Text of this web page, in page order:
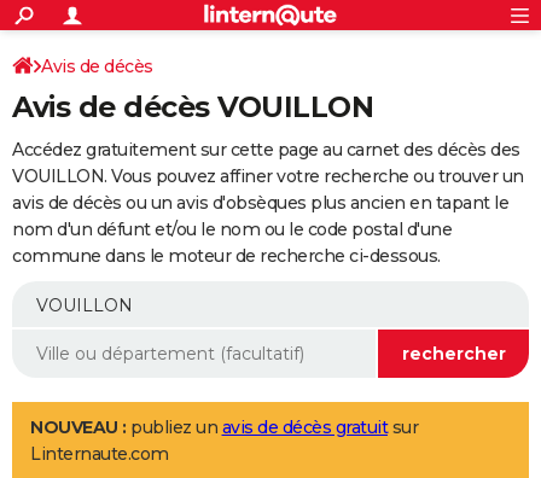
ACTUALITÉS
Politique
Société
Faits Divers
Education
Monde
Villes
+
SPORT
Coupe du monde 2026
Football
Tennis
Cyclisme
Rugby
Forum
Programme TV
TNT
Streaming
Cinéma
Sorties cinéma
Musique
+
FINANCE
Retraite
Epargne
Immobilier
Risques naturels par ville
Banque
Assurance
AUTO
Essais
Réserver un essai
Citadines
Berlines
SUV
Forum auto
+
Mobiles
Meilleur smartphone
Internet
Ordinateurs
Jeux vidéo
Guide high-tech
Aménagement intérieur
LIFESTYLE
Art de vivre
Bien-être
Loisirs
Mode
Modes de vie
Avis de décès
Avis de décès VOUILLON
Accédez gratuitement sur cette page au carnet des décès des
VOUILLON. Vous pouvez affiner votre recherche ou trouver un
avis de décès ou un avis d'obsèques plus ancien en tapant le
nom d'un défunt et/ou le nom ou le code postal d'une
commune dans le moteur de recherche ci-dessous.
NOUVEAU : publiez un avis de décès gratuitsur
Linternaute.com